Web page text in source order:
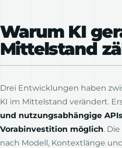
Warum KI
Mittelstand
Drei Entwicklungen haben
KI im Mittelstand verändert.
und nutzungsabhängige
Vorabinvestition möglich.
nach Modell, Kontextlänge